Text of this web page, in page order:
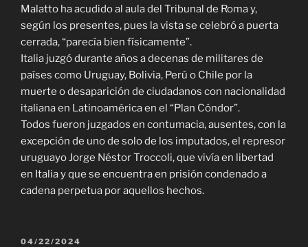
Malatto ha acudido al aula del Tribunal de Roma y,
según los presentes, pues la vista se celebró a puerta
cerrada, “parecía bien físicamente”.
Italia juzgó durante años a decenas de militares de
países como Uruguay, Bolivia, Perú o Chile por la
muerte o desaparición de ciudadanos con nacionalidad
italiana en Latinoamérica en el “Plan Cóndor”.
Todos fueron juzgados en contumacia, ausentes, con la
excepción de uno de solo de los imputados, el represor
uruguayo Jorge Néstor Troccoli, que vivía en libertad
en Italia y que se encuentra en prisión condenado a
cadena perpetua por aquellos hechos.
PUBLICADO
04/22/2024